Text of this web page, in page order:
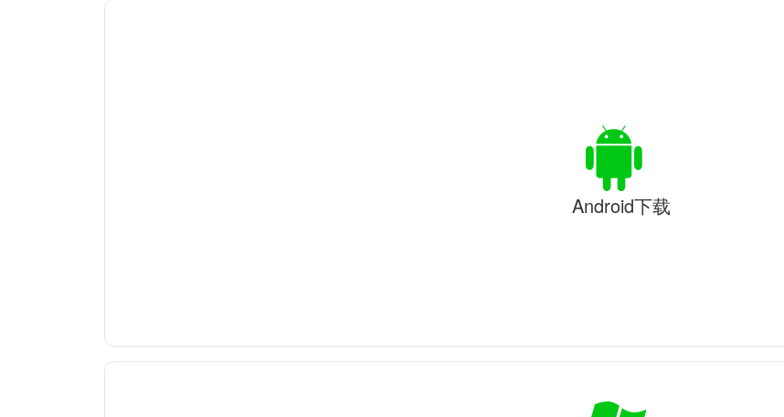
Android下载